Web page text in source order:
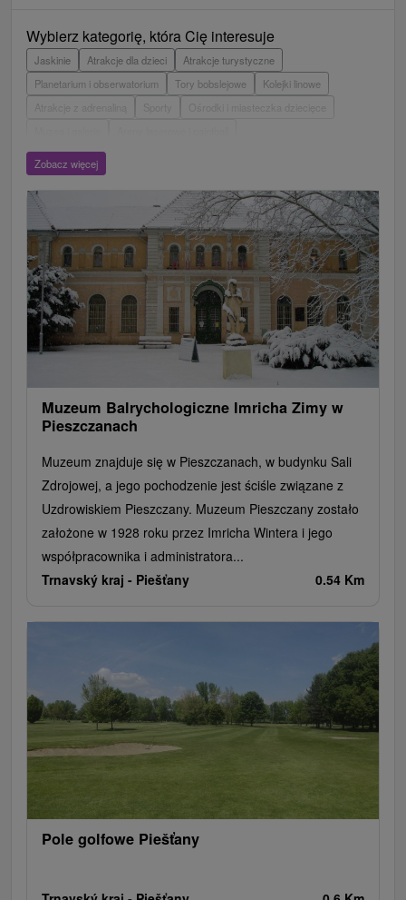
Wybierz kategorię, która Cię interesuje
Jaskinie Atrakcje dla dzieci
Atrakcje turystyczne
Planetarium i obserwatorium
Tory bobslejowe
Kolejki linowe
Atrakcje z adrenaliną
Wieże obserwacyjne i chodniki
Escaperoom
Loty widokowe i rejsy wycieczkowe
Tarcze
Jeziora, jeziora, zbiorniki wodne
Zabytki techniki
Pomniki
Wodospady
Kościoły drewniane Zamki, pałace, ruiny
Skanseny
Aquaparki, baseny
Źródła Teatry
Jazda konna
Túry a turistické chodníky
Chaty górskie
Miejsca sakralne
Rafting, rafting, rafting
Obiekty architektoniczne
Ośrodek narciarski
Pola golfowe
Tory gokartowe
Amfiteatry i kina w przyrodzie
Zobacz więcej
Muzeum Balrychologiczne Imricha Zimy w
Pieszczanach
Muzeum znajduje się w Pieszczanach, w budynku Sali
Zdrojowej, a jego pochodzenie jest ściśle związane z
Uzdrowiskiem Pieszczany. Muzeum Pieszczany zostało
założone w 1928 roku przez Imricha Wintera i jego
współpracownika i administratora...
Trnavský kraj - Piešťany 0.54 Km
Pole golfowe Piešťany